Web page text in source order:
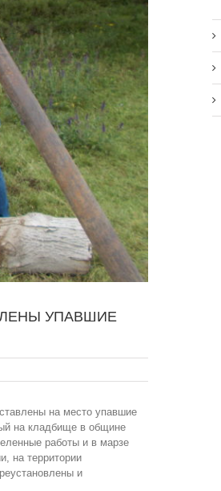
УПАВШИЕ
на место упавшие
на кладбище в общине
работы и в марзе
на территории
и